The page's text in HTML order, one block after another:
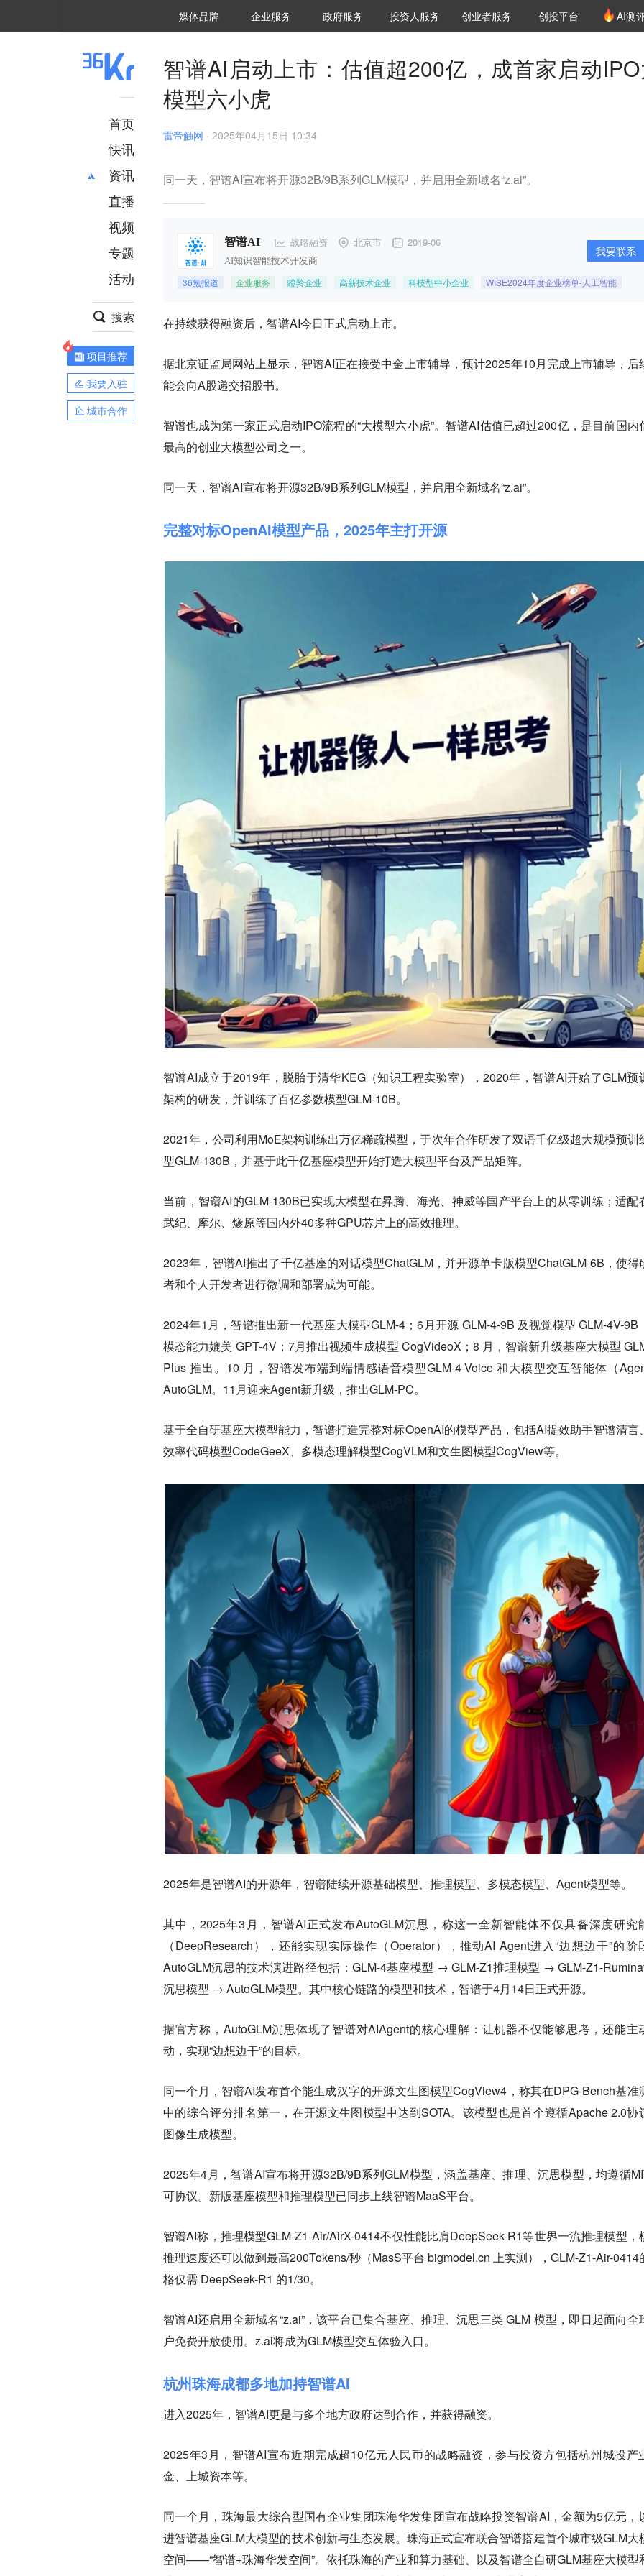
媒体品牌 36Kr研究院
企业服务 城市之窗
政府服务 VClub投资机构库
投资机构职位推介
投资人服务 创投氪堂
创业者服务 创投平台 AI测
首页
快讯
资讯
推荐
财经
项目推荐
安徽
直播
视频
专题
活动
搜索
项目推荐
我要入驻
城市合作
智谱AI启动上市：估值超200亿，成首家启动
模型六小虎
雷帝触网 · 2025年04月15日 10:34
同一天，智谱AI宣布将开源32B/9B系列GLM模型，并启用全新域名“z.ai”。
智谱AI 战略融资 北京市 2019-06
AI知识智能技术开发商
36氪报道 企业服务 瞪羚企业 高新技术企业 科技型中小企业 WISE2024年度企业榜单-人工智能
我要联系
在持续获得融资后，智谱AI今日正式启动上市。
据北京证监局网站上显示，智谱AI正在接受中金上市辅导，预计2025年10月完成上市辅导，后
能会向A股递交招股书。
智谱也成为第一家正式启动IPO流程的“大模型六小虎”。智谱AI估值已超过200亿，是目前国内
最高的创业大模型公司之一。
同一天，智谱AI宣布将开源32B/9B系列GLM模型，并启用全新域名“z.ai”。
完整对标OpenAI模型产品，2025年主打开源
智谱AI成立于2019年，脱胎于清华KEG（知识工程实验室），2020年，智谱AI开始了GLM预
架构的研发，并训练了百亿参数模型GLM-10B。
2021年，公司利用MoE架构训练出万亿稀疏模型，于次年合作研发了双语千亿级超大规模预训
型GLM-130B，并基于此千亿基座模型开始打造大模型平台及产品矩阵。
当前，智谱AI的GLM-130B已实现大模型在昇腾、海光、神威等国产平台上的从零训练；适配
武纪、摩尔、燧原等国内外40多种GPU芯片上的高效推理。
2023年，智谱AI推出了千亿基座的对话模型ChatGLM，并开源单卡版模型ChatGLM-6B，使得
者和个人开发者进行微调和部署成为可能。
2024年1月，智谱推出新一代基座大模型GLM-4；6月开源 GLM-4-9B 及视觉模型 GLM-4V-9B
模态能力媲美 GPT-4V；7月推出视频生成模型 CogVideoX；8 月，智谱新升级基座大模型
Plus 推出。10 月，智谱发布端到端情感语音模型GLM-4-Voice 和大模型交互智能体（
AutoGLM。11月迎来Agent新升级，推出GLM-PC。
基于全自研基座大模型能力，智谱打造完整对标OpenAI的模型产品，包括AI提效助手智谱清言
效率代码模型CodeGeeX、多模态理解模型CogVLM和文生图模型CogView等。
2025年是智谱AI的开源年，智谱陆续开源基础模型、推理模型、多模态模型、Agent模型等。
其中，2025年3月，智谱AI正式发布AutoGLM沉思，称这一全新智能体不仅具备深度研究
（DeepResearch），还能实现实际操作（Operator），推动AI Agent进入“边想边干”的阶
AutoGLM沉思的技术演进路径包括：GLM-4基座模型 → GLM-Z1推理模型 → GLM-Z1-
沉思模型 → AutoGLM模型。其中核心链路的模型和技术，智谱于4月14日正式开源。
据官方称，AutoGLM沉思体现了智谱对AIAgent的核心理解：让机器不仅能够思考，还能主
动，实现“边想边干”的目标。
同一个月，智谱AI发布首个能生成汉字的开源文生图模型CogView4，称其在DPG-Bench基准
中的综合评分排名第一，在开源文生图模型中达到SOTA。该模型也是首个遵循Apache 2.0协
图像生成模型。
2025年4月，智谱AI宣布将开源32B/9B系列GLM模型，涵盖基座、推理、沉思模型，均遵循
可协议。新版基座模型和推理模型已同步上线智谱MaaS平台。
智谱AI称，推理模型GLM-Z1-Air/AirX-0414不仅性能比肩DeepSeek-R1等世界一流推理模型，
推理速度还可以做到最高200Tokens/秒（MasS平台 bigmodel.cn 上实测），GLM-Z1-Air-0414
格仅需 DeepSeek-R1 的1/30。
智谱AI还启用全新域名“z.ai”，该平台已集合基座、推理、沉思三类 GLM 模型，即日起面向全
户免费开放使用。z.ai将成为GLM模型交互体验入口。
杭州珠海成都多地加持智谱AI
进入2025年，智谱AI更是与多个地方政府达到合作，并获得融资。
2025年3月，智谱AI宣布近期完成超10亿元人民币的战略融资，参与投资方包括杭州城投产
金、上城资本等。
同一个月，珠海最大综合型国有企业集团珠海华发集团宣布战略投资智谱AI，金额为5亿元，
进智谱基座GLM大模型的技术创新与生态发展。珠海正式宣布联合智谱搭建首个城市级GLM大
空间——“智谱+珠海华发空间”。依托珠海的产业和算力基础、以及智谱全自研GLM基座大模型